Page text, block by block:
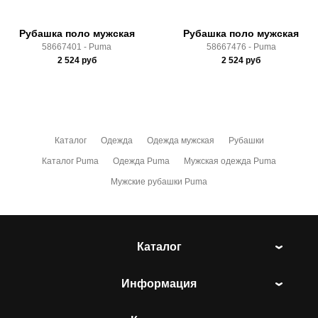
Рубашка поло мужская
58667401 - Puma
2 524руб
Рубашка поло мужская
58667476 - Puma
2 524 руб
Каталог Одежда Одежда мужская Рубашки
Каталог Puma Одежда Puma Мужская одежда Puma
Мужские рубашки Puma
Каталог
Информация